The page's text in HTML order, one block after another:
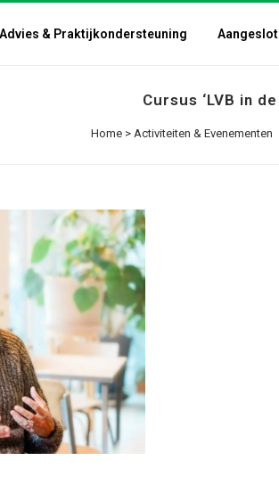
& Praktijkondersteuning
Cursus ‘LVB in
Home > Activiteiten & Evenementen